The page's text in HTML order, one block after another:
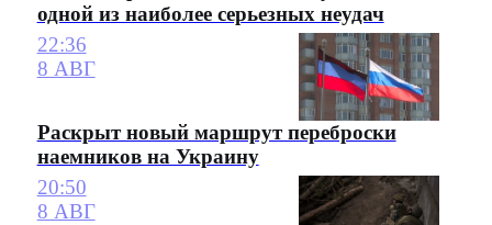
одной из наиболее серьезных неудач
22:36
8 АВГ
Раскрыт новый маршрут переброски
наемников на Украину
20:50
8 АВГ